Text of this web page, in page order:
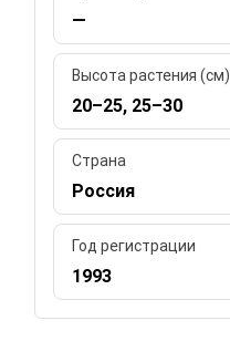
—
Высота растения (см)
20–25, 25–30
Страна
Россия
Год регистрации
1993